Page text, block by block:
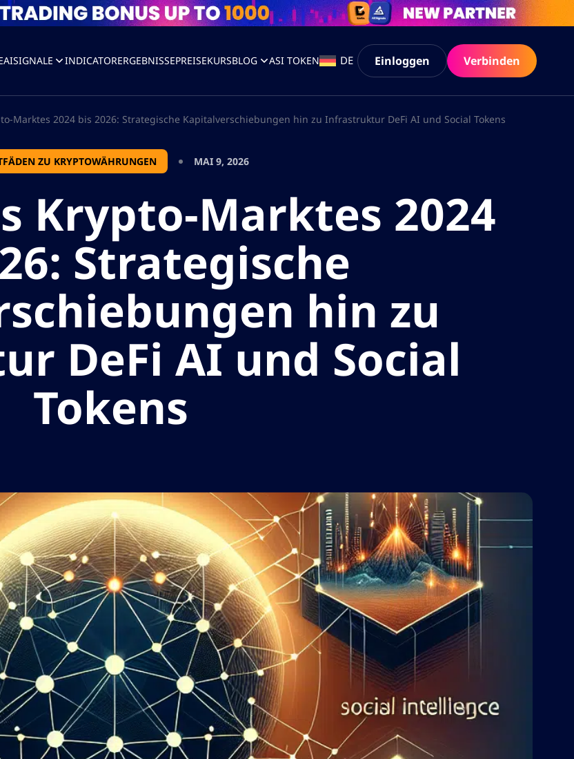
SIGNALE INDICATORERGEBNISSEPREISEKURSBLOG ASI TOKEN DE Einloggen Verbinden
Marktes 2024 bis 2026: Strategische Kapitalverschiebungen hin zu Infrastruktur DeFi AI und Social Tokens
ZU KRYPTOWÄHRUNGEN MAI 9, 2026
Krypto-Marktes 2024
Strategische
hin zu
DeFi AI und Social
Tokens